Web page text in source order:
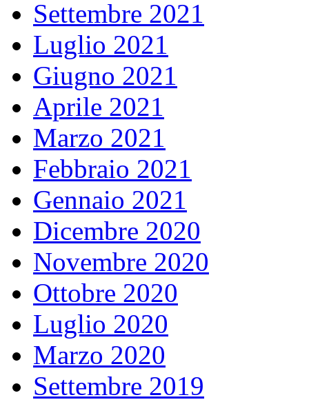
Settembre 2021
Luglio 2021
Giugno 2021
Aprile 2021
Marzo 2021
Febbraio 2021
Gennaio 2021
Dicembre 2020
Novembre 2020
Ottobre 2020
Luglio 2020
Marzo 2020
Settembre 2019